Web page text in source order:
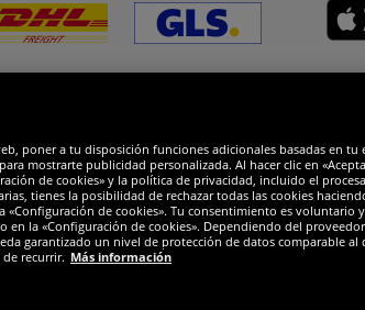
poner a tu disposición funciones adicionales basadas en tu
mostrarte publicidad personalizada. Al hacer clic en
de cookies» y la política de privacidad, incluido el
tienes la posibilidad de rechazar todas las cookies
de cookies». Tu consentimiento es voluntario
la «Configuración de cookies». Dependiendo del
garantizado un nivel de protección de datos comparable al
recurrir. Más información